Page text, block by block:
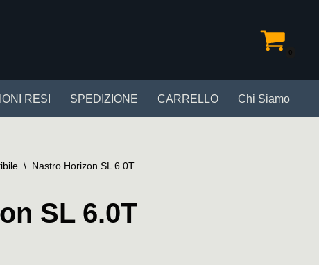
RESI SPEDIZIONE CARRELLO Chi Siamo
\ Nastro Horizon SL 6.0T
SL 6.0T